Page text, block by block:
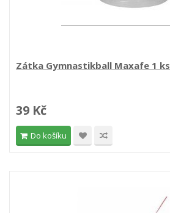
Zátka Gymnastikball Maxafe 1 ks
39 Kč
Do košíku